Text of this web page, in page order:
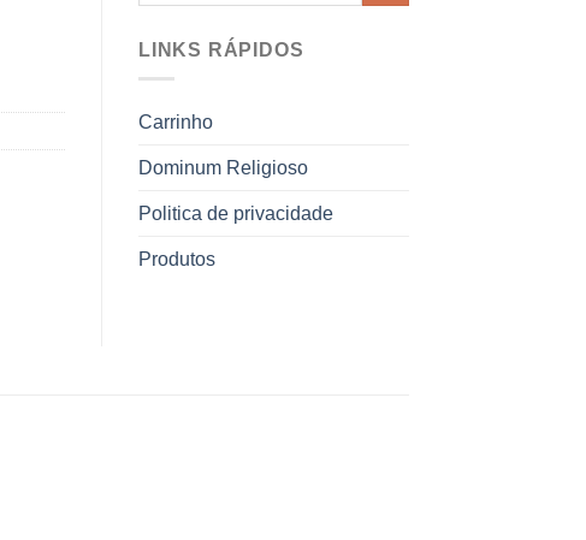
LINKS RÁPIDOS
Carrinho
Dominum Religioso
Politica de privacidade
Produtos